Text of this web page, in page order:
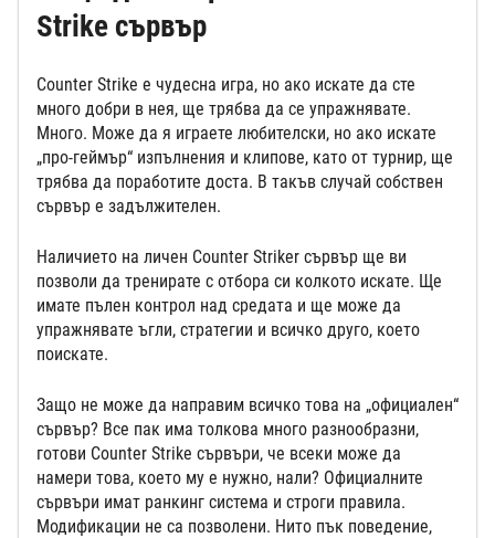
Strike сървър
Counter Strike е чудесна игра, но ако искате да сте
много добри в нея, ще трябва да се упражнявате.
Много. Може да я играете любителски, но ако искате
„про-геймър“ изпълнения и клипове, като от турнир, ще
трябва да поработите доста. В такъв случай собствен
сървър е задължителен.
Наличието на личен Counter Striker сървър ще ви
позволи да тренирате с отбора си колкото искате. Ще
имате пълен контрол над средата и ще може да
упражнявате ъгли, стратегии и всичко друго, което
поискате.
Защо не може да направим всичко това на „официален“
сървър? Все пак има толкова много разнообразни,
готови Counter Strike сървъри, че всеки може да
намери това, което му е нужно, нали? Официалните
сървъри имат ранкинг система и строги правила.
Модификации не са позволени. Нито пък поведение,